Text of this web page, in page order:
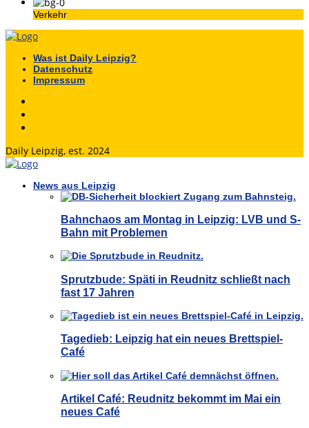
Verkehr
Was ist Daily Leipzig?
Datenschutz
Impressum
Daily Leipzig, est. 2024
News aus Leipzig
Bahnchaos am Montag in Leipzig: LVB und S-
Bahn mit Problemen
Sprutzbude: Späti in Reudnitz schließt nach
fast 17 Jahren
Tagedieb: Leipzig hat ein neues Brettspiel-
Café
Artikel Café: Reudnitz bekommt im Mai ein
neues Café